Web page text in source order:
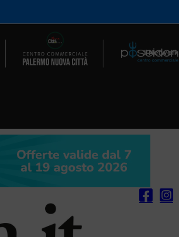
Il Network